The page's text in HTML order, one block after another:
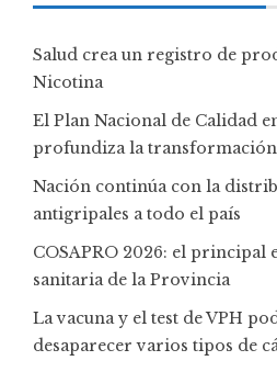
Salud crea un registro de
Nicotina
El Plan Nacional de Calidad
profundiza la transformación
Nación continúa con la
antigripales a todo el país
COSAPRO 2026: el principal
sanitaria de la Provincia
La vacuna y el test de VPH
desaparecer varios tipos de